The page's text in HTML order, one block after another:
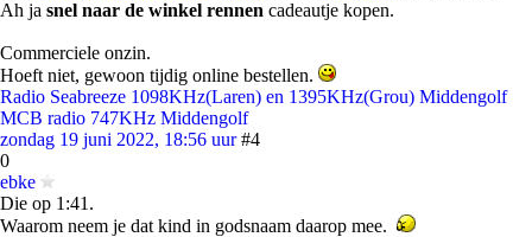
Ah ja snel naar de winkel rennen cadeautje kopen.
Commerciele onzin.
Hoeft niet, gewoon tijdig online bestellen.
Radio Seabreeze 1098KHz(Laren) en 1395KHz(Grou) Middengolf
MCB radio 747KHz Middengolf
zondag 19 juni 2022, 18:56 uur #4
0
ebke
Die op 1:41.
Waarom neem je dat kind in godsnaam daarop mee.